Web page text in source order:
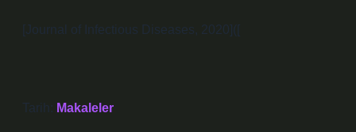
[Journal of Infectious Diseases, 2020]([
Tarih: Makaleler